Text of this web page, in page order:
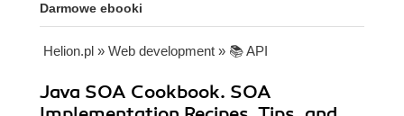
Darmowe ebooki
Helion.pl » Web development » 📚 API
Java SOA Cookbook. SOA